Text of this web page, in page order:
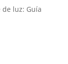
luz: Guía